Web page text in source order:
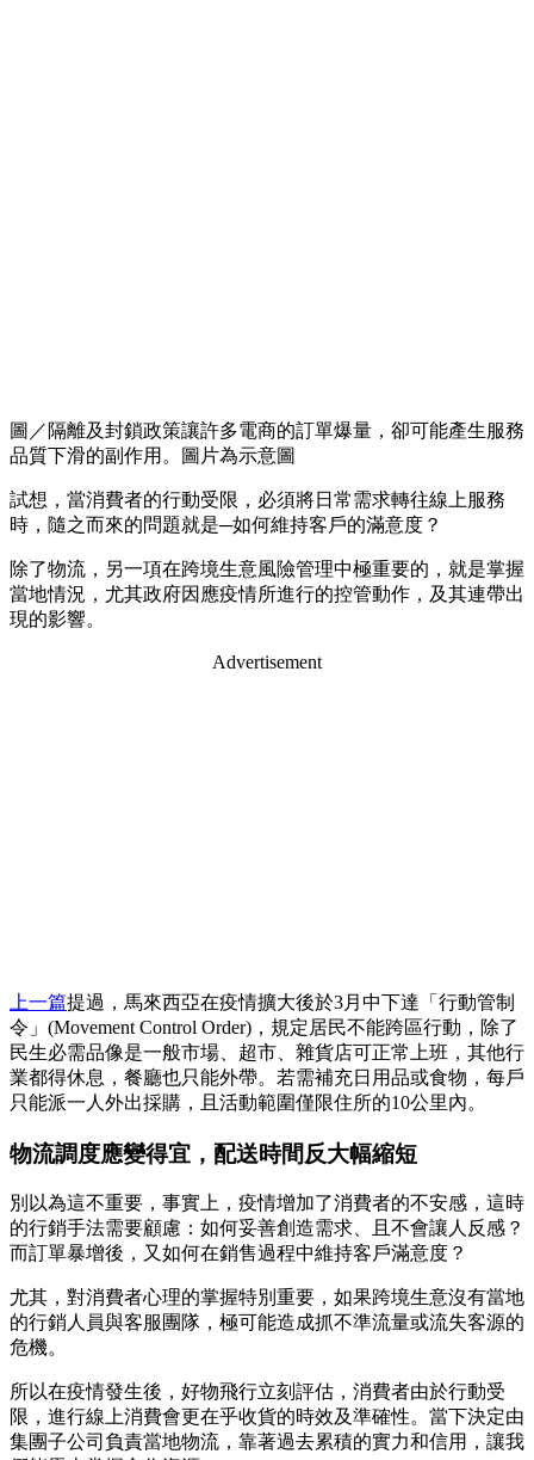
圖／隔離及封鎖政策讓許多電商的訂單爆量，卻可能產生服務
品質下滑的副作用。圖片為示意圖
試想，當消費者的行動受限，必須將日常需求轉往線上服務
時，隨之而來的問題就是─如何維持客戶的滿意度？
除了物流，另一項在跨境生意風險管理中極重要的，就是掌握
當地情況，尤其政府因應疫情所進行的控管動作，及其連帶出
現的影響。
Advertisement
上一篇提過，馬來西亞在疫情擴大後於3月中下達「行動管制
令」(Movement Control Order)，規定居民不能跨區行動，除了
民生必需品像是一般市場、超市、雜貨店可正常上班，其他行
業都得休息，餐廳也只能外帶。若需補充日用品或食物，每戶
只能派一人外出採購，且活動範圍僅限住所的10公里內。
物流調度應變得宜，配送時間反大幅縮短
別以為這不重要，事實上，疫情增加了消費者的不安感，這時
的行銷手法需要顧慮：如何妥善創造需求、且不會讓人反感？
而訂單暴增後，又如何在銷售過程中維持客戶滿意度？
尤其，對消費者心理的掌握特別重要，如果跨境生意沒有當地
的行銷人員與客服團隊，極可能造成抓不準流量或流失客源的
危機。
所以在疫情發生後，好物飛行立刻評估，消費者由於行動受
限，進行線上消費會更在乎收貨的時效及準確性。當下決定由
集團子公司負責當地物流，靠著過去累積的實力和信用，讓我